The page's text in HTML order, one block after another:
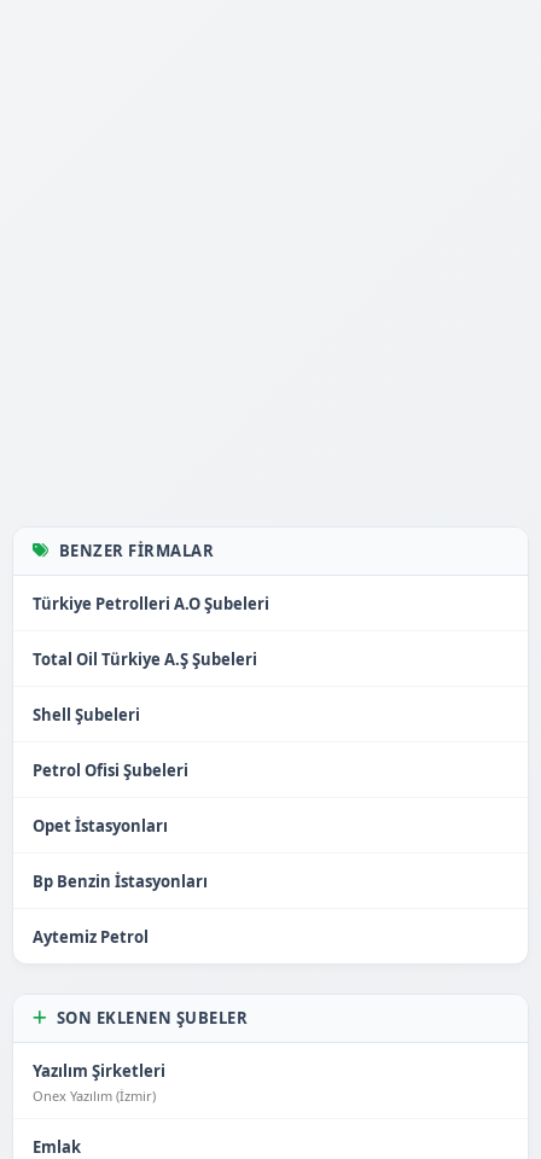
BENZER FIRMALAR
Türkiye Petrolleri A.O Şubeleri
Total Oil Türkiye A.Ş Şubeleri
Shell Şubeleri
Petrol Ofisi Şubeleri
Opet İstasyonları
Bp Benzin İstasyonları
Aytemiz Petrol
SON EKLENEN ŞUBELER
Yazılım Şirketleri
Onex Yazılım (İzmir)
Emlak